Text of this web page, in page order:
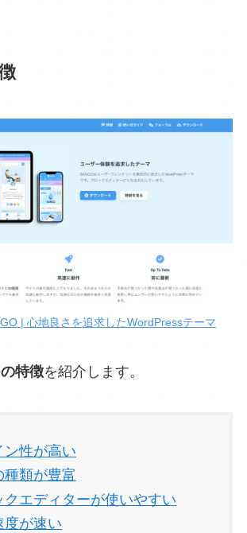
| 心地良さを追求したWordPressテーマ
特徴を紹介します。
ン性が高い
種類が豊富
クエディターが使いやすい
度が速い